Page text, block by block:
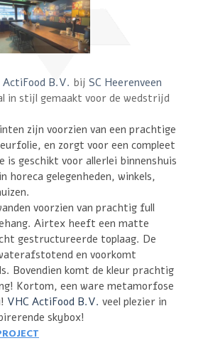
ActiFood B.V. bij SC Heerenveen
in stijl gemaakt voor de wedstrijd
zijn voorzien van een prachtige
en zorgt voor een compleet
is geschikt voor allerlei binnenshuis
horeca gelegenheden, winkels,
voorzien van prachtig full
Airtex heeft een matte
gestructureerde toplaag. De
en voorkomt
Bovendien komt de kleur prachtig
Kortom, een ware metamorfose
VHC ActiFood B.V. veel plezier in
skybox!